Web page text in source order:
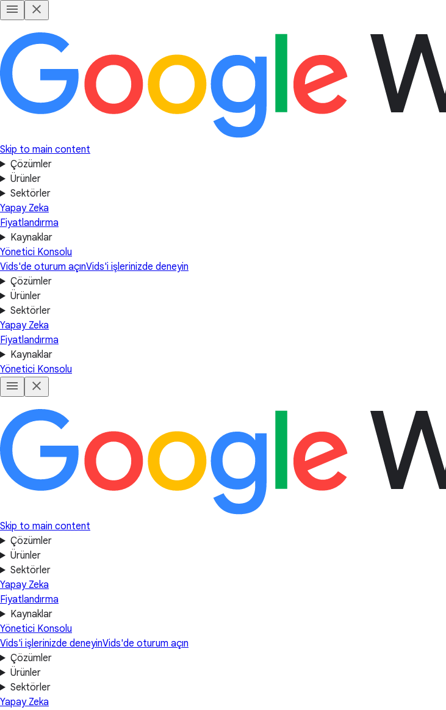
Skip to main content
Çözümler
Ürünler
Sektörler
Yapay Zeka
Fiyatlandırma
Kaynaklar
Yönetici Konsolu
Vids'de oturum açınVids'i işlerinizde deneyin
Çözümler
Ürünler
Sektörler
Yapay Zeka
Fiyatlandırma
Kaynaklar
Yönetici Konsolu
Skip to main content
Çözümler
Ürünler
Sektörler
Yapay Zeka
Fiyatlandırma
Kaynaklar
Yönetici Konsolu
Vids'i işlerinizde deneyinVids'de oturum açın
Çözümler
Ürünler
Sektörler
Yapay Zeka